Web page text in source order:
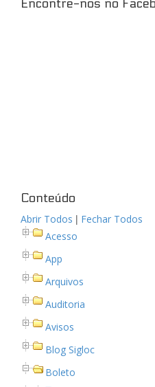
Encontre-nos no
Conteúdo
Abrir Todos | Fechar Todos
Acesso
App
Arquivos
Auditoria
Avisos
Blog Sigloc
Boleto